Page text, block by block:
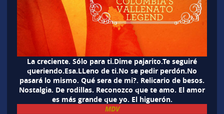
La creciente. Sólo para ti.Dime pajarito.Te seguiré
queriendo.Esa.LLeno de ti.No se pedir perdón.No
pasará lo mismo. Qué sera de mi?. Relicario de besos.
Nostalgia. De rodillas. Reconozco que te amo. El amor
es más grande que yo. El higuerón.
MDV